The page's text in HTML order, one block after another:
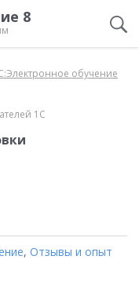
8
обучение
1С
, Отзывы и опыт